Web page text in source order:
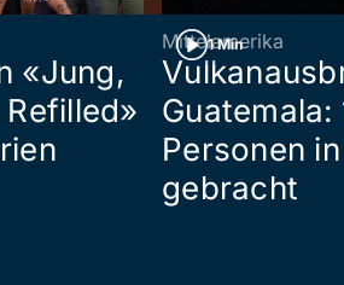
«Jung,
1 Min
Mittelamerika
Guatemala:
Personen
gebracht